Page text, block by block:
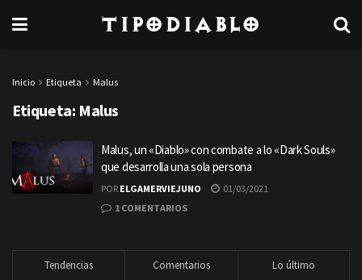
TipoDiablo
Inicio Etiqueta Malus
Etiqueta: Malus
Malus, un «Diablo» con combate a lo «Dark Souls»
que desarrolla una sola persona
POR ELGAMERVIEJUNO
01/03/2021
1 COMENTARIOS
Tendencias Comentarios Lo último